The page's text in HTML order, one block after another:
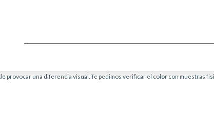
provocar una diferencia visual. Te pedimos verificar el color con